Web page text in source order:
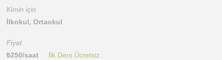
Kimin için
İlkokul, Ortaokul
Fiyat
₺250/saat İlk Ders Ücretsiz